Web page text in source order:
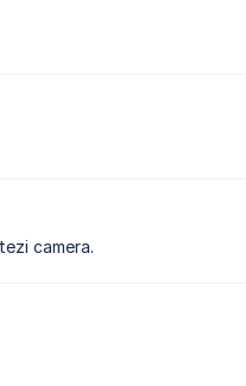
camera.